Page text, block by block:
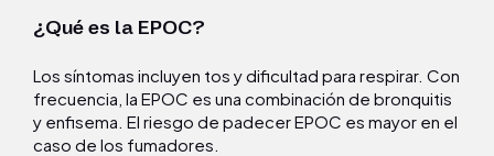
¿Qué es la EPOC?
Los síntomas incluyen tos y dificultad para respirar. Con
frecuencia, la EPOC es una combinación de bronquitis
y enfisema. El riesgo de padecer EPOC es mayor en el
caso de los fumadores.